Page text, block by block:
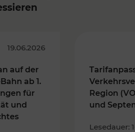
19.06.2026
auf der
ab 1.
für
und
Region
und
Lesedauer: